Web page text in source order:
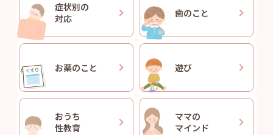
症状別の
対応
歯のこと
お薬のこと 遊び
おうち
性教育
ママの
マインド